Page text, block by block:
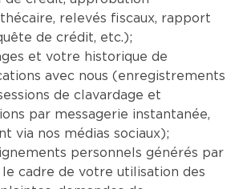
relevés fiscaux, rapport
de crédit, etc.);
et votre historique de
avec nous (enregistrements
de clavardage et
par messagerie instantanée,
via nos médias sociaux);
personnels générés par
le cadre de votre utilisation des